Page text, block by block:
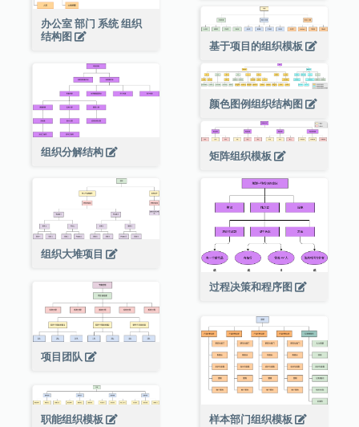
办公室 部门 系统 组织
结构图
基于项目的组织模板
组织分解结构
颜色图例组织结构图
矩阵组织模板
组织大堆项目
过程决策和程序图
项目团队
样本部门组织模板
职能组织模板